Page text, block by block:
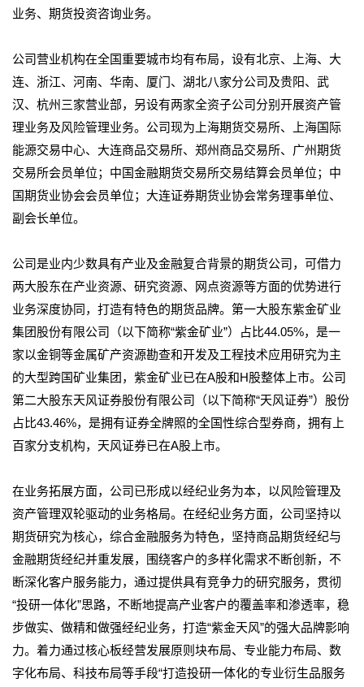
业务、期货投资咨询业务。
公司营业机构在全国重要城市均有布局，设有北京、上海、大
连、浙江、河南、华南、厦门、湖北八家分公司及贵阳、武
汉、杭州三家营业部，另设有两家全资子公司分别开展资产管
理业务及风险管理业务。公司现为上海期货交易所、上海国际
能源交易中心、大连商品交易所、郑州商品交易所、广州期货
交易所会员单位；中国金融期货交易所交易结算会员单位；中
国期货业协会会员单位；大连证券期货业协会常务理事单位、
副会长单位。
公司是业内少数具有产业及金融复合背景的期货公司，可借力
两大股东在产业资源、研究资源、网点资源等方面的优势进行
业务深度协同，打造有特色的期货品牌。第一大股东紫金矿业
集团股份有限公司（以下简称“紫金矿业”）占比44.05%，是一
家以金铜等金属矿产资源勘查和开发及工程技术应用研究为主
的大型跨国矿业集团，紫金矿业已在A股和H股整体上市。公司
第二大股东天风证券股份有限公司（以下简称“天风证券”）股份
占比43.46%，是拥有证券全牌照的全国性综合型券商，拥有上
百家分支机构，天风证券已在A股上市。
在业务拓展方面，公司已形成以经纪业务为本，以风险管理及
资产管理双轮驱动的业务格局。在经纪业务方面，公司坚持以
期货研究为核心，综合金融服务为特色，坚持商品期货经纪与
金融期货经纪并重发展，围绕客户的多样化需求不断创新，不
断深化客户服务能力，通过提供具有竞争力的研究服务，贯彻
“投研一体化”思路，不断地提高产业客户的覆盖率和渗透率，稳
步做实、做精和做强经纪业务，打造“紫金天风”的强大品牌影响
力。着力通过核心板经营发展原则块布局、专业能力布局、数
字化布局、科技布局等手段“打造投研一体化的专业衍生品服务